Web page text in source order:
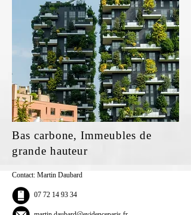
Bas carbone, Immeubles de
grande hauteur
Contact: Martin Daubard
07 72 14 93 34